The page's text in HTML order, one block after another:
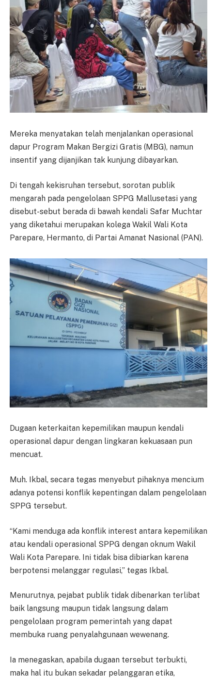
Mereka menyatakan telah menjalankan operasional
dapur Program Makan Bergizi Gratis (MBG), namun
insentif yang dijanjikan tak kunjung dibayarkan.
Di tengah kekisruhan tersebut, sorotan publik
mengarah pada pengelolaan SPPG Mallusetasi yang
disebut-sebut berada di bawah kendali Safar Muchtar
yang diketahui merupakan kolega Wakil Wali Kota
Parepare, Hermanto, di Partai Amanat Nasional (PAN).
Dugaan keterkaitan kepemilikan maupun kendali
operasional dapur dengan lingkaran kekuasaan pun
mencuat.
Muh. Ikbal, secara tegas menyebut pihaknya mencium
adanya potensi konflik kepentingan dalam pengelolaan
SPPG tersebut.
“Kami menduga ada konflik interest antara kepemilikan
atau kendali operasional SPPG dengan oknum Wakil
Wali Kota Parepare. Ini tidak bisa dibiarkan karena
berpotensi melanggar regulasi,” tegas Ikbal.
Menurutnya, pejabat publik tidak dibenarkan terlibat
baik langsung maupun tidak langsung dalam
pengelolaan program pemerintah yang dapat
membuka ruang penyalahgunaan wewenang.
Ia menegaskan, apabila dugaan tersebut terbukti,
maka hal itu bukan sekadar pelanggaran etika,